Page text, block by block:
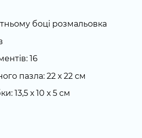
боці розмальовка
16
пазла: 22 х 22 см
13,5 х 10 х 5 см